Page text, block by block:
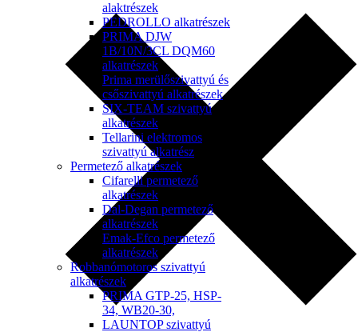
alaktrészek
PEDROLLO alkatrészek
PRIMA DJW
1B/10N/3CL DQM60
alkatrészek
Prima merülőszivattyú és
csőszivattyú alkatrészek
SIX-TEAM szivattyú
alkatrészek
Tellarini elektromos
szivattyú alkatrész
Permetező alkatrészek
Cifarelli permetező
alkatrészek
Dal-Degan permetező
alkatrészek
Emak-Efco permetező
alkatrészek
Robbanómotoros szivattyú
alkatrészek
PRIMA GTP-25, HSP-
34, WB20-30,
LAUNTOP szivattyú